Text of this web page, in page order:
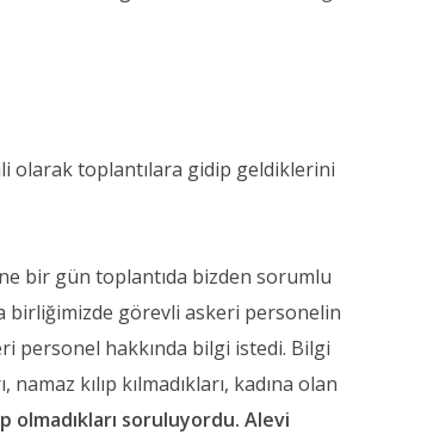
olarak toplantılara gidip geldiklerini
bir gün toplantıda bizden sorumlu
birliğimizde görevli askeri personelin
personel hakkında bilgi istedi. Bilgi
kılıp kılmadıkları, kadına olan
olmadıkları soruluyordu. Alevi